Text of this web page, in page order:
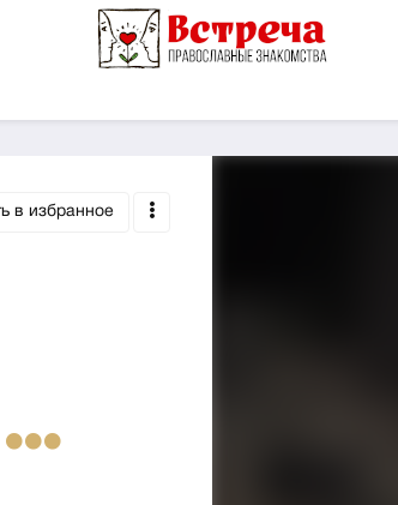
в избранное